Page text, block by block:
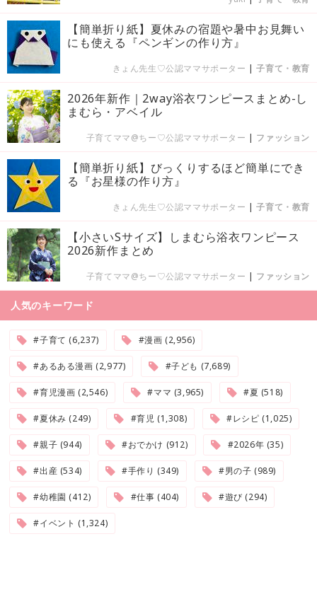
【簡単折り紙】夏休みの宿題や暑中お見舞い
にも使える『ペンギンの作り方』
きょん先生♡公認ママサポーター |子育て・教育
2026年新作｜2way浴衣ワンピースまとめ-し
まむら・アベイル
子育てママ@ちー♡公認ママサポーター | ファッション
【簡単折り紙】びっくりするほど簡単にでき
る『お星様の作り方』
きょん先生♡公認ママサポーター |子育て・教育
【小さいSサイズ】しまむら浴衣ワンピース
2026新作まとめ
子育てママ@ちー♡公認ママサポーター | ファッション
人気のキーワード
#子育て (6,237) #漫画 (2,956)
#あるある漫画 (2,977) #子ども (7,689)
#育児漫画 (2,546) #ママ (3,965) #夏 (518)
#夏休み (249) #育児 (1,308) #レシピ (1,025)
#親子 (944) #おでかけ (912) #2026年 (35)
#出産 (534) #手作り (349) #男の子 (989)
#幼稚園 (412) #仕事 (404) #遊び (294)
#イベント (1,324)